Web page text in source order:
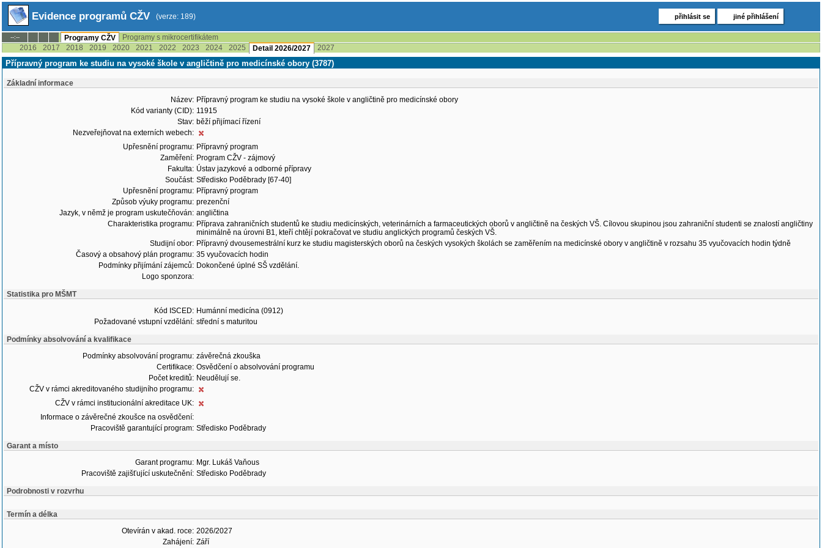
Evidence programů CŽV (verze: 189) přihlásit se jiné přihlášení
--:-- Programy CŽV
Programy s mikrocertifikátem
2016
2017 2018 2019 2020 2021 2022 2023 2024 2025 Detail 2026/2027 2027
Přípravný program ke studiu na vysoké škole v angličtině pro medicínské obory (3787)
Základní informace
Název: Přípravný program ke studiu na vysoké škole v angličtině pro medicínské obory
Kód varianty (CID): 11915
Stav: běží přijímací řízení
Nezveřejňovat na externích webech:
Upřesnění programu: Přípravný program
Zaměření: Program CŽV - zájmový
Fakulta: Ústav jazykové a odborné přípravy
Součást: Středisko Poděbrady [67-40]
Upřesnění programu: Přípravný program
Způsob výuky programu: prezenční
Jazyk, v němž je program uskutečňován: angličtina
Charakteristika programu: Příprava zahraničních studentů ke studiu medicínských, veterinárních a farmaceutických oborů v angličtině na českých VŠ. Cílovou skupinou jsou zahraniční studenti se znalostí angličtiny
minimálně na úrovni B1, kteří chtějí pokračovat ve studiu anglických programů českých VŠ.
Studijní obor: Přípravný dvousemestrální kurz ke studiu magisterských oborů na českých vysokých školách se zaměřením na medicínské obory v angličtině v rozsahu 35 vyučovacích hodin týdně
Časový a obsahový plán programu: 35 vyučovacích hodin
Podmínky přijímání zájemců: Dokončené úplné SŠ vzdělání.
Logo sponzora:
Statistika pro MŠMT
Kód ISCED: Humánní medicína (0912)
Požadované vstupní vzdělání: střední s maturitou
Podmínky absolvování a kvalifikace
Podmínky absolvování programu: závěrečná zkouška
Certifikace: Osvědčení o absolvování programu
Počet kreditů: Neudělují se.
CŽV v rámci akreditovaného studijního programu:
CŽV v rámci institucionální akreditace UK:
Informace o závěrečné zkoušce na osvědčení:
Pracoviště garantující program: Středisko Poděbrady
Garant a místo
Garant programu: Mgr. Lukáš Vaňous
Pracoviště zajišťující uskutečnění: Středisko Poděbrady
Podrobnosti v rozvrhu
Termín a délka
Otevírán v akad. roce: 2026/2027
Zahájení: Září